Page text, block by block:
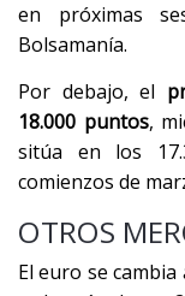
en próximas
Bolsamanía.
Por debajo, el
18.000 puntos,
sitúa en los
comienzos de
OTROS
El euro se cambia